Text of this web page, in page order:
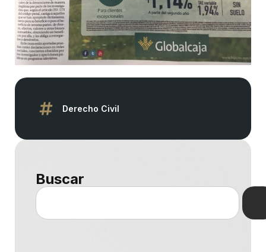
Derecho Civil
Buscar